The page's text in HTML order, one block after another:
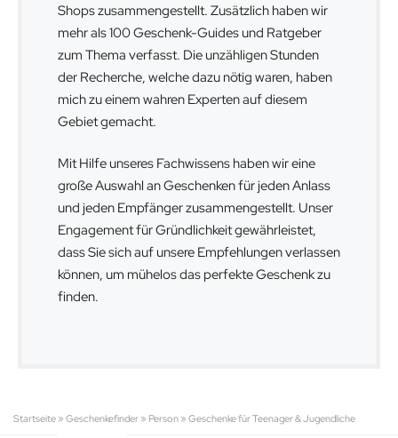
Shops zusammengestellt. Zusätzlich haben wir
mehr als 100 Geschenk-Guides und Ratgeber
zum Thema verfasst. Die unzähligen Stunden
der Recherche, welche dazu nötig waren, haben
mich zu einem wahren Experten auf diesem
Gebiet gemacht.
Mit Hilfe unseres Fachwissens haben wir eine
große Auswahl an Geschenken für jeden Anlass
und jeden Empfänger zusammengestellt. Unser
Engagement für Gründlichkeit gewährleistet,
dass Sie sich auf unsere Empfehlungen verlassen
können, um mühelos das perfekte Geschenk zu
finden.
Startseite » Geschenkefinder » Person » Geschenke für Teenager & Jugendliche